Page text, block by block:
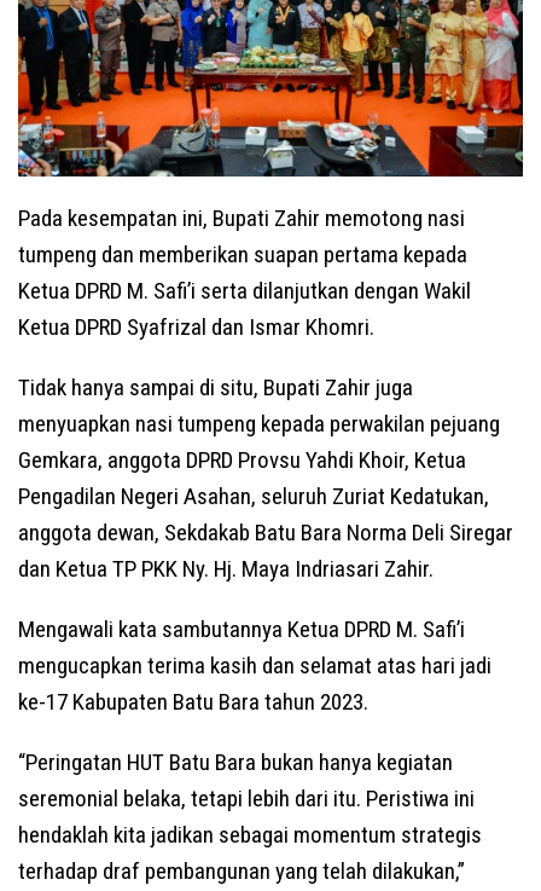
Pada kesempatan ini, Bupati Zahir memotong nasi
tumpeng dan memberikan suapan pertama kepada
Ketua DPRD M. Safi’i serta dilanjutkan dengan Wakil
Ketua DPRD Syafrizal dan Ismar Khomri.
Tidak hanya sampai di situ, Bupati Zahir juga
menyuapkan nasi tumpeng kepada perwakilan pejuang
Gemkara, anggota DPRD Provsu Yahdi Khoir, Ketua
Pengadilan Negeri Asahan, seluruh Zuriat Kedatukan,
anggota dewan, Sekdakab Batu Bara Norma Deli Siregar
dan Ketua TP PKK Ny. Hj. Maya Indriasari Zahir.
Mengawali kata sambutannya Ketua DPRD M. Safi’i
mengucapkan terima kasih dan selamat atas hari jadi
ke-17 Kabupaten Batu Bara tahun 2023.
“Peringatan HUT Batu Bara bukan hanya kegiatan
seremonial belaka, tetapi lebih dari itu. Peristiwa ini
hendaklah kita jadikan sebagai momentum strategis
terhadap draf pembangunan yang telah dilakukan,”